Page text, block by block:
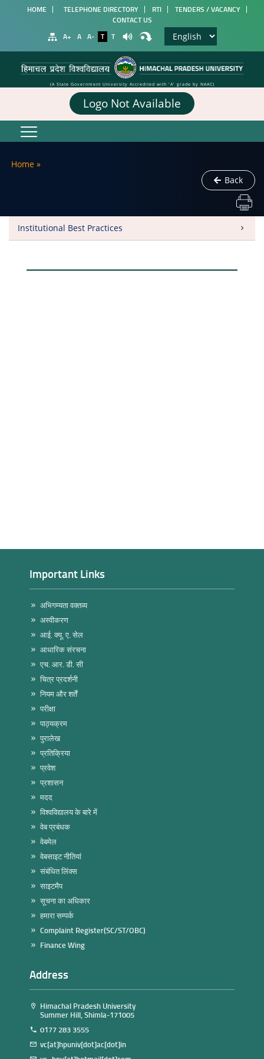
HOME TELEPHONE DIRECTORY RTI
TENDERS / VACANCY
CONTACT US
A+
A A- T T
(A State Government University Accredited with 'A' grade by NAAC)
Logo Not Available
Home »
Back
Institutional Best Practices
Important Links
अभिगम्यता वक्तव्य
अस्वीकरण
आई. क्यू. ए. सेल
आधारिक संरचना
एच. आर. डी. सी
चित्र प्रदर्शनी
नियम और शर्तें
परीक्षा
पाठ्यक्रम
पुरालेख
प्रतिक्रिया
प्रवेश
प्रशासन
मदद
विश्वविद्यालय के बारे में
वेब प्रबंधक
वेबमेल
वेबसाइट नीतियां
संबंधित लिंक्स
साइटमैप
सूचना का अधिकार
हमारा सम्पर्क
Complaint Register(SC/ST/OBC)
Finance Wing
Address
Himachal Pradesh University
Summer Hill, Shimla-171005
0177 283 3555
vc[at]hpuniv[dot]ac[dot]in